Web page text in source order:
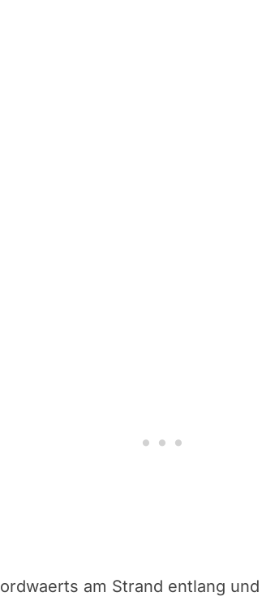
am Strand entlang